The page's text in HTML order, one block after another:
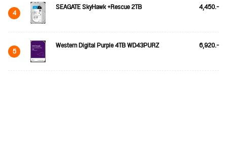
4 SEAGATE SkyHawk +Rescue 2TB 4,450.-
5 Western Digital Purple 4TB WD43PURZ 6,920.-